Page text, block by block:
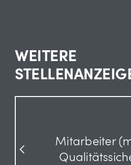
WEITERE
Mitarbeiter